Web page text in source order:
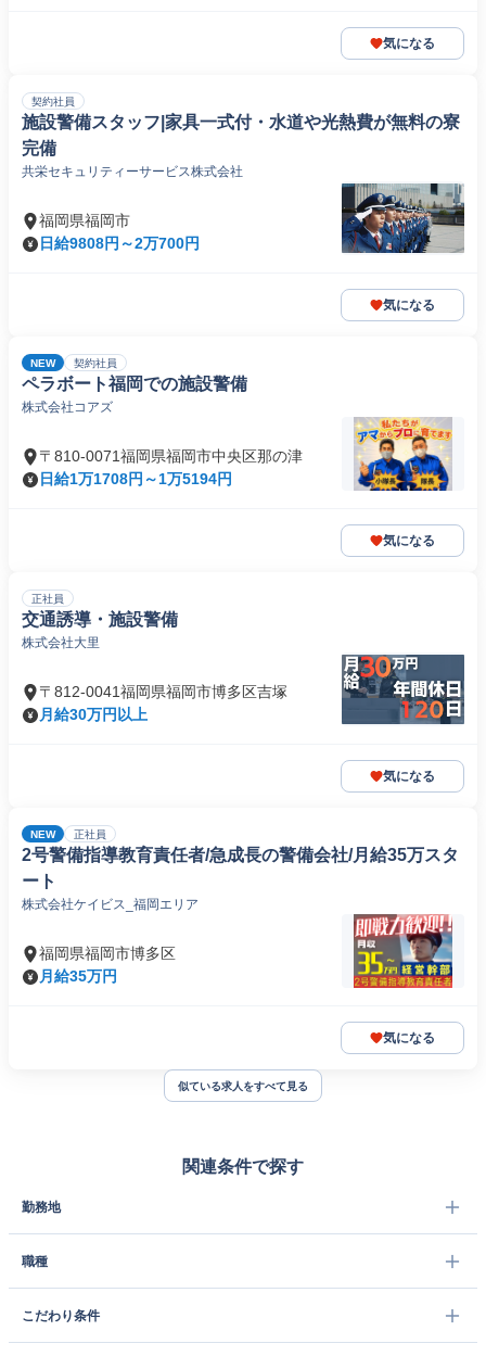
気になる
契約社員
施設警備スタッフ|家具一式付・水道や光熱費が無料の寮
完備
共栄セキュリティーサービス株式会社
福岡県福岡市
日給9808円～2万700円
気になる
NEW 契約社員
ペラボート福岡での施設警備
株式会社コアズ
〒810-0071福岡県福岡市中央区那の津
日給1万1708円～1万5194円
気になる
正社員
交通誘導・施設警備
株式会社大里
〒812-0041福岡県福岡市博多区吉塚
月給30万円以上
気になる
NEW 正社員
2号警備指導教育責任者/急成長の警備会社/月給35万スタ
ート
株式会社ケイビス_福岡エリア
福岡県福岡市博多区
月給35万円
気になる
似ている求人をすべて見る
関連条件で探す
勤務地
職種
こだわり条件